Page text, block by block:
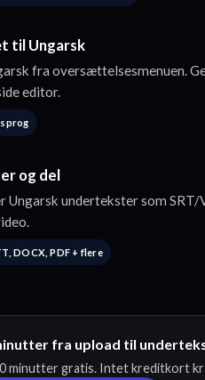
til Ungarsk
fra oversættelsesmenuen.
editor.
og del
Ungarsk undertekster som
DOCX, PDF + flere
fra upload til
minutter gratis. Intet kreditkort